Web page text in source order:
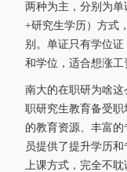
两种为主，分别为
+研究生学历）方式
别。单证只有学位
和学位，适合想涨工
南大的在职研为啥
职研究生教育备受
的教育资源、丰富
员提供了提升学历
上课方式，完全不耽